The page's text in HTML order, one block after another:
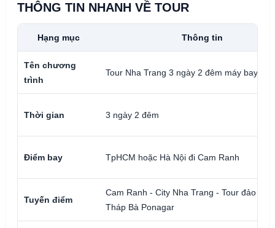
THÔNG TIN NHANH VỀ TOUR
Hạng mục Thông tin
Tên chương
trình
Tour Nha Trang 3 ngày 2 đêm máy bay
Thời gian 3 ngày 2 đêm
Điểm bay TpHCM hoặc Hà Nội đi Cam Ranh
Tuyến điểm
Cam Ranh - City Nha Trang - Tour đảo tùy
Tháp Bà Ponagar